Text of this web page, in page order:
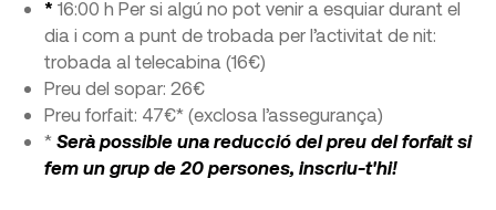
* 16:00 h Per si algú no pot venir a esquiar durant el
dia i com a punt de trobada per l’activitat de nit:
trobada al telecabina (16€)
Preu del sopar: 26€
Preu forfait: 47€* (exclosa l’assegurança)
* Serà possible una reducció del preu del forfait si
fem un grup de 20 persones, inscriu-t'hi!